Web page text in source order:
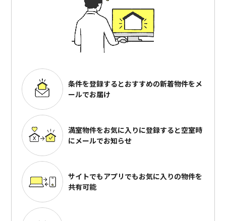
条件を登録するとおすすめの新着物件をメ
ールでお届け
満室物件をお気に入りに登録すると空室時
にメールでお知らせ
サイトでもアプリでもお気に入りの物件を
共有可能